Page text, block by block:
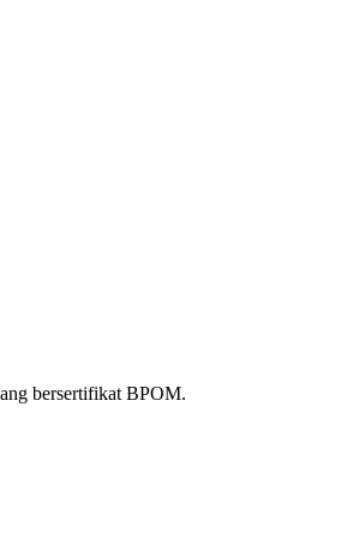
bersertifikat BPOM.